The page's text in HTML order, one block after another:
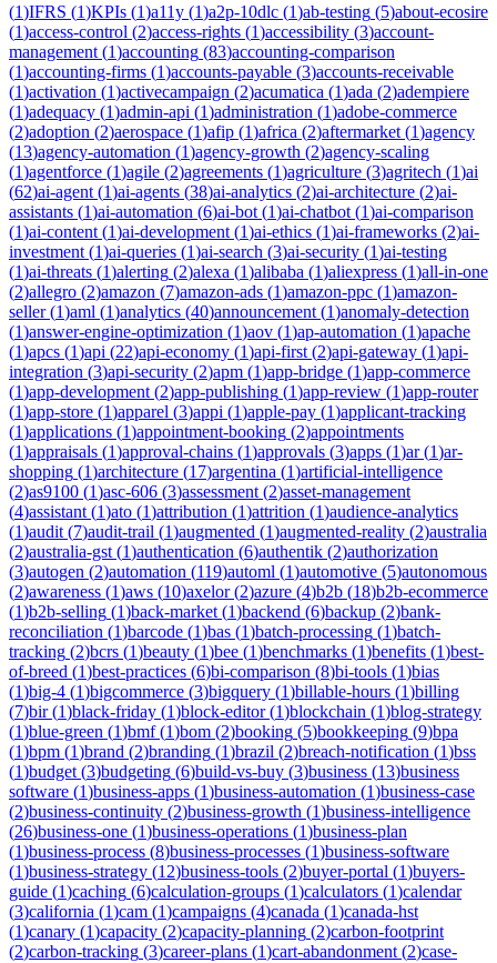
(1)IFRS (1)KPIs (1)a11y (1)a2p-10dlc (1)ab-testing (5)about-ecosire
(1)access-control (2)access-rights (1)accessibility (3)account-
management (1)accounting (83)accounting-comparison
(1)accounting-firms (1)accounts-payable (3)accounts-receivable
(1)activation (1)activecampaign (2)acumatica (1)ada (2)adempiere
(1)adequacy (1)admin-api (1)administration (1)adobe-commerce
(2)adoption (2)aerospace (1)afip (1)africa (2)aftermarket (1)agency
(13)agency-automation (1)agency-growth (2)agency-scaling
(1)agentforce (1)agile (2)agreements (1)agriculture (3)agritech (1)ai
(62)ai-agent (1)ai-agents (38)ai-analytics (2)ai-architecture (2)ai-
assistants (1)ai-automation (6)ai-bot (1)ai-chatbot (1)ai-comparison
(1)ai-content (1)ai-development (1)ai-ethics (1)ai-frameworks (2)ai-
investment (1)ai-queries (1)ai-search (3)ai-security (1)ai-testing
(1)ai-threats (1)alerting (2)alexa (1)alibaba (1)aliexpress (1)all-in-one
(2)allegro (2)amazon (7)amazon-ads (1)amazon-ppc (1)amazon-
seller(1)aml (1)analytics (40)announcement (1)anomaly-detection
(1)answer-engine-optimization (1)aov (1)ap-automation (1)apache
(1)apcs (1)api (22)api-economy (1)api-first (2)api-gateway (1)api-
integration (3)api-security (2)apm (1)app-bridge (1)app-commerce
(1)app-development (2)app-publishing (1)app-review (1)app-router
(1)app-store (1)apparel (3)appi (1)apple-pay (1)applicant-tracking
(1)applications (1)appointment-booking (2)appointments
(1)appraisals (1)approval-chains (1)approvals (3)apps (1)ar(1)ar-
shopping (1)architecture (17)argentina (1)artificial-intelligence
(2)as9100 (1)asc-606 (3)assessment (2)asset-management
(4)assistant (1)ato (1)attribution (1)attrition (1)audience-analytics
(1)audit (7)audit-trail (1)augmented (1)augmented-reality (2)australia
(2)australia-gst (1)authentication (6)authentik (2)authorization
(3)autogen (2)automation (119)automl (1)automotive (5)autonomous
(2)awareness (1)aws (10)axelor(2)azure (4)b2b (18)b2b-ecommerce
(1)b2b-selling (1)back-market (1)backend (6)backup (2)bank-
reconciliation (1)barcode (1)bas (1)batch-processing (1)batch-
tracking (2)bcrs (1)beauty (1)bee (1)benchmarks (1)benefits (1)best-
of-breed (1)best-practices (6)bi-comparison (8)bi-tools (1)bias
(1)big-4 (1)bigcommerce (3)bigquery (1)billable-hours (1)billing
(7)bir(1)black-friday (1)block-editor(1)blockchain (1)blog-strategy
(1)blue-green (1)bmf(1)bom (2)booking (5)bookkeeping (9)bpa
(1)bpm (1)brand (2)branding (1)brazil (2)breach-notification (1)bss
(1)budget (3)budgeting (6)build-vs-buy (3)business (13)business
software (1)business-apps (1)business-automation (1)business-case
(2)business-continuity (2)business-growth (1)business-intelligence
(26)business-one (1)business-operations (1)business-plan
(1)business-process (8)business-processes (1)business-software
(1)business-strategy (12)business-tools (2)buyer-portal (1)buyers-
guide (1)caching (6)calculation-groups (1)calculators (1)calendar
(3)california (1)cam (1)campaigns (4)canada (1)canada-hst
(1)canary (1)capacity (2)capacity-planning (2)carbon-footprint
(2)carbon-tracking (3)career-plans (1)cart-abandonment (2)case-